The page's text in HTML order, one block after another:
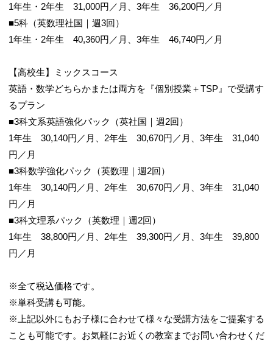
1年生・2年生 31,000円／月、3年生 36,200円／月
■5科（英数理社国｜週3回）
1年生・2年生 40,360円／月、3年生 46,740円／月
【高校生】ミックスコース
英語・数学どちらかまたは両方を『個別授業＋TSP』で受講す
るプラン
■3科文系英語強化パック（英社国｜週2回）
1年生 30,140円／月、2年生 30,670円／月、3年生 31,040
円／月
■3科数学強化パック（英数理｜週2回）
1年生 30,140円／月、2年生 30,670円／月、3年生 31,040
円／月
■3科文理系パック（英数理｜週2回）
1年生 38,800円／月、2年生 39,300円／月、3年生 39,800
円／月
※全て税込価格です。
※単科受講も可能。
※上記以外にもお子様に合わせて様々な受講方法をご提案する
ことも可能です。お気軽にお近くの教室までお問い合わせくだ